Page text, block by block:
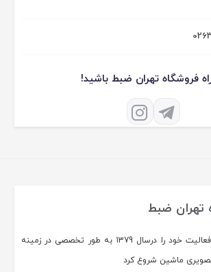
فروشگاه تهران ضبط باشید!
تهران ضبط
فروشگاه تهران ضبط فعالیت خود را درسال 1379 به طور تخصصی در زمینه
ماشین شروع کرد